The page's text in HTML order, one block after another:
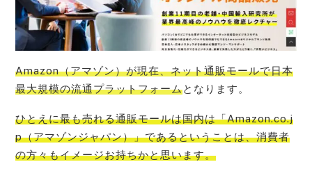
Amazon（アマゾン）が現在、ネット通販モールで日本
最大規模の流通プラットフォームとなります。
ひとえに最も売れる通販モールは国内は「Amazon.co.j
p（アマゾンジャパン）」であるということは、消費者
の方々もイメージお持ちかと思います。